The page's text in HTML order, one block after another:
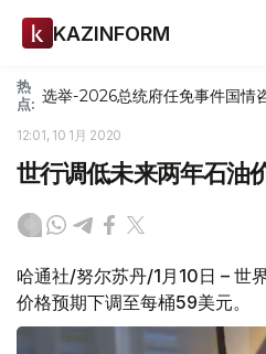
KAZINFORM
热
点: 选举-2026总统府任免事件国情
12:01, 10 1月 2020
世行调低未来两年石油
哈通社/努尔苏丹/1月10日 –
价格预期下调至每桶59美元。